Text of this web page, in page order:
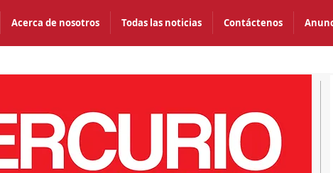
Acerca de nosotros Todas las noticias Contáctenos